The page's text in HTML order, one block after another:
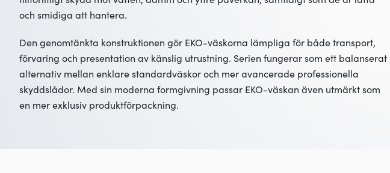
och smidiga att hantera.
Den genomtänkta konstruktionen gör EKO-väskorna lämpliga för både transport,
förvaring och presentation av känslig utrustning. Serien fungerar som ett balanserat
alternativ mellan enklare standardväskor och mer avancerade professionella
skyddslådor. Med sin moderna formgivning passar EKO-väskan även utmärkt som
en mer exklusiv produktförpackning.